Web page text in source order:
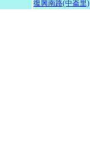
復興南路(中崙里)